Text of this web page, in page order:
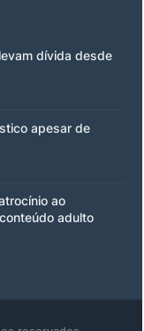
dívida desde
apesar de
ao
adulto